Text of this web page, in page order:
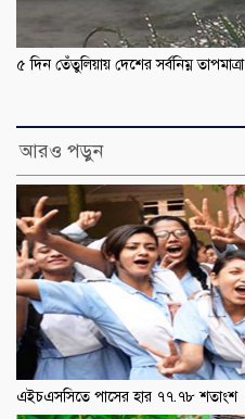
৫ দিন তেঁতুলিয়ায় দেশের সর্বনিম্ন তাপমাত্রা
আরও পড়ুন
এইচএসসিতে পাসের হার ৭৭.৭৮ শতাংশ